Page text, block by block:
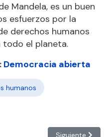
Mandela, es un buen
esfuerzos por la
derechos humanos
todo el planeta.
Democracia abierta
humanos
acción colectiva: Un mensaje
Artículo